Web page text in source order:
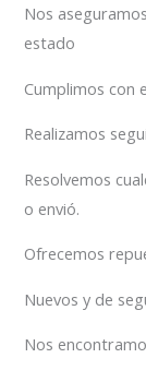
Nos
estado
Cumplimos con
Realizamos
Resolvemos
o envió.
Ofrecemos
Nuevos y de
Nos